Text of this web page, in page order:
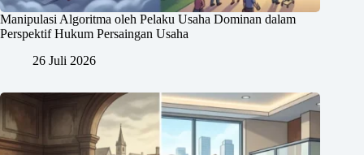
Manipulasi Algoritma oleh Pelaku Usaha Dominan dalam
Perspektif Hukum Persaingan Usaha
26 Juli 2026